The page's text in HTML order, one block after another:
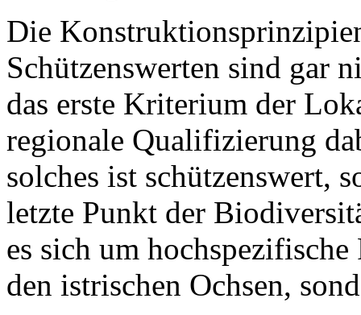
Die
Schützenswerten sind gar
das erste Kriterium der
regionale Qualifizierung
solches ist schützenswert,
letzte Punkt der
es sich um
den istrischen Ochsen,